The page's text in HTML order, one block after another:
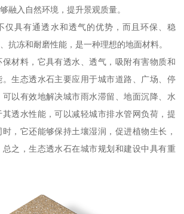
融入自然环境，提升景观质量。
仅具有通透水和透气的优势，而且环保、稳
抗冻和耐磨性能，是一种理想的地面材料。
材料，它具有透水、透气，吸附有害物质和
。生态透水石主要应用于城市道路、广场、停
以有效地解决城市雨水滞留、地面沉降、水
透水性能，可以减轻城市排水管网负荷，提
，它还能够保持土壤湿润，促进植物生长，
之，生态透水石在城市规划和建设中具有重